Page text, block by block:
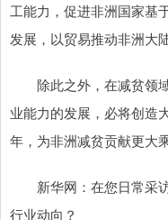
工能力，促进非洲国家基
发展，以贸易推动非洲大
除此之外，在减贫领域
业能力的发展，必将创造
年，为非洲减贫贡献更大
新华网：在您日常采访
行业动向？